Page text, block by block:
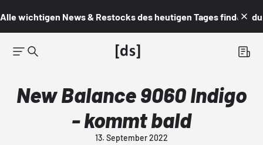
Alle wichtigen News & Restocks des heutigen Tages findest du
New Balance 9060 Indigo
- kommt bald
13. September 2022